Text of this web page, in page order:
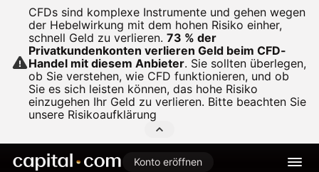
CFDs sind komplexe Instrumente und gehen wegen
der Hebelwirkung mit dem hohen Risiko einher,
schnell Geld zu verlieren. 73 % der
Privatkundenkonten verlieren Geld beim CFD-
Handel mit diesem Anbieter. Sie sollten überlegen,
ob Sie verstehen, wie CFD funktionieren, und ob
Sie es sich leisten können, das hohe Risiko
einzugehen Ihr Geld zu verlieren. Bitte beachten Sie
unsere Risikoaufklärung
Konto eröffnen